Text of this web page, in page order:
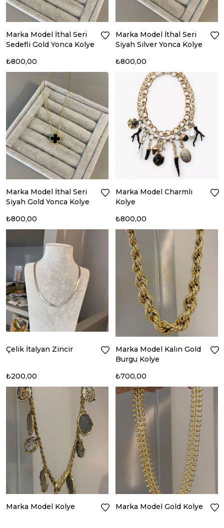
Marka Model İthal Seri
Sedefli Gold Yonca Kolye
₺800,00
Marka Model İthal Seri
Siyah Silver Yonca Kolye
₺800,00
Marka Model İthal Seri
Siyah Gold Yonca Kolye
₺800,00
Marka Model Charmlı
Kolye
₺800,00
Çelik İtalyan Zincir
₺200,00
Marka Model Kalın Gold
Burgu Kolye
₺700,00
Marka Model Kolye Marka Model Gold Kolye